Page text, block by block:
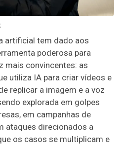
artificial tem dado aos
poderosa para
mais convincentes: as
utiliza IA para criar vídeos e
replicar a imagem e a voz
explorada em golpes
em campanhas de
ataques direcionados a
os casos se multiplicam e